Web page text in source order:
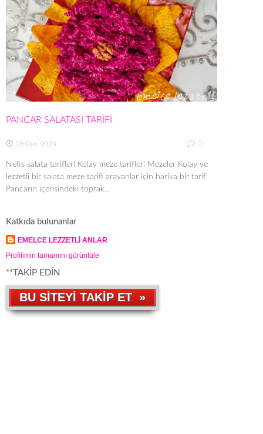
PANCAR SALATASI TARİFİ
28 Dec 2025 0
Nefis salata tarifleri Kolay meze tarifleri Mezeler Kolay ve
lezzetli bir salata meze tarifi arayanlar için harika bir tarif.
Pancarın içerisindeki toprak...
Katkıda bulunanlar
EMELCE LEZZETLİ ANLAR
Profilimin tamamını görüntüle
**TAKİP EDİN
BU SİTEYİ TAKİP ET »